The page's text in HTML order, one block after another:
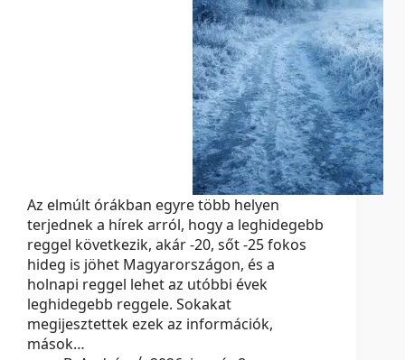
Az elmúlt órákban egyre több helyen
terjednek a hírek arról, hogy a leghidegebb
reggel következik, akár -20, sőt -25 fokos
hideg is jöhet Magyarországon, és a
holnapi reggel lehet az utóbbi évek
leghidegebb reggele. Sokakat
megijesztettek ezek az információk,
mások…